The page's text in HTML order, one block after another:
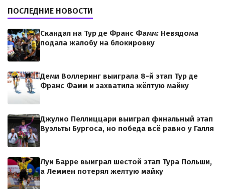
ПОСЛЕДНИЕ НОВОСТИ
Скандал на Тур де Франс Фамм: Невядома
подала жалобу на блокировку
Деми Воллеринг выиграла 8-й этап Тур де
Франс Фамм и захватила жёлтую майку
Джулио Пеллиццари выиграл финальный этап
Вуэльты Бургоса, но победа всё равно у Галля
Луи Барре выиграл шестой этап Тура Польши,
а Леммен потерял желтую майку